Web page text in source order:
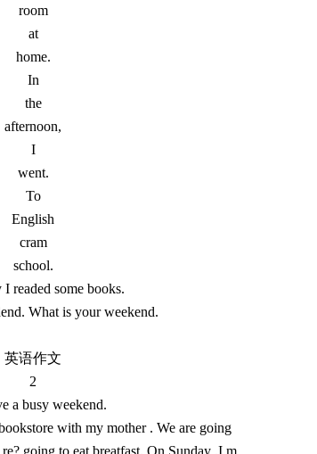
room
at
home.
In
the
afternoon,
I
went.
To
English
cram
school.
readed some books.
What is your weekend.
英语作文
2
a busy weekend.
with my mother . We are going
going to eat breatfast. On Sunday .I m